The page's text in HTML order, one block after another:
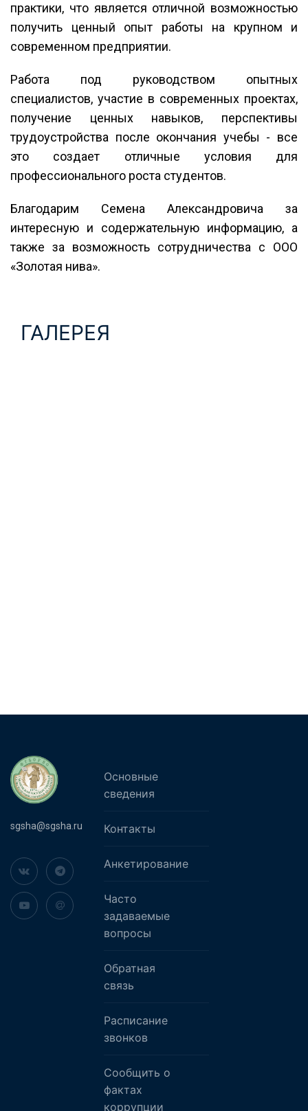
практики, что является отличной возможностью
получить ценный опыт работы на крупном и
современном предприятии.
Работа под руководством опытных
специалистов, участие в современных проектах,
получение ценных навыков, перспективы
трудоустройства после окончания учебы - все
это создает отличные условия для
профессионального роста студентов.
Благодарим Семена Александровича за
интересную и содержательную информацию, а
также за возможность сотрудничества с ООО
«Золотая нива».
ГАЛЕРЕЯ
sgsha@sgsha.ru
Основные
сведения
Контакты
Анкетирование
Часто
задаваемые
вопросы
Обратная
связь
Расписание
звонков
Сообщить о
фактах
коррупции